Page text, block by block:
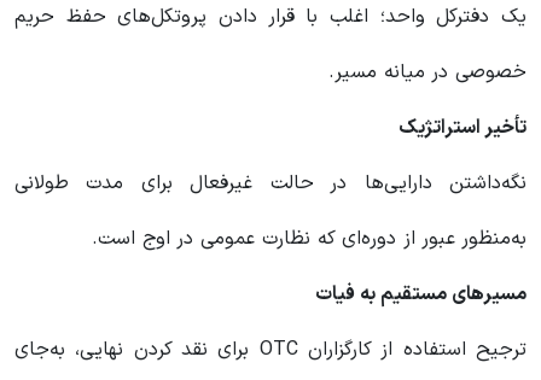
یک دفترکل واحد؛ اغلب با قرار دادن پروتکل‌های حفظ حریم
خصوصی در میانه مسیر.
تأخیر استراتژیک
نگه‌داشتن دارایی‌ها در حالت غیرفعال برای مدت طولانی
به‌منظور عبور از دوره‌ای که نظارت عمومی در اوج است.
مسیرهای مستقیم به فیات
ترجیح استفاده از کارگزاران OTC برای نقد کردن نهایی، به‌جای